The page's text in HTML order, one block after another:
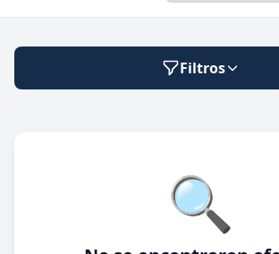
Ubicación
🔍 Buscar
Filtros
Modalidad de trabajo🔍